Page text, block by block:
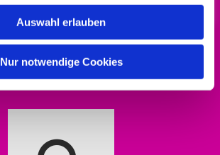
Auswahl erlauben
Nur notwendige Cookies